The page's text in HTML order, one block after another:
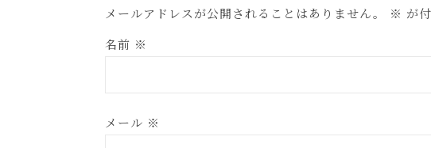
メールアドレスが公開されることはありません。 ※ が
名前 ※
メール ※